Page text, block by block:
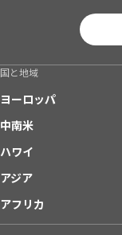
国と地域
ヨーロッパ
中南米
ハワイ
アジア
アフリカ